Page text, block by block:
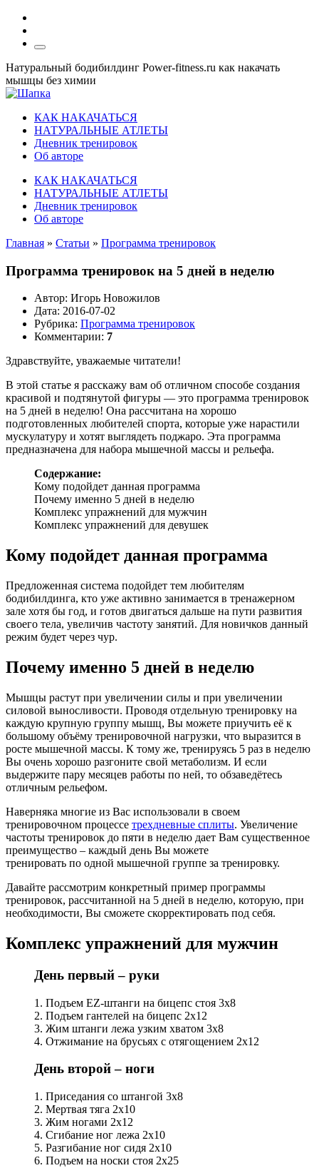
Натуральный бодибилдинг Power-fitness.ru как накачать
мышцы без химии
КАК НАКАЧАТЬСЯ
НАТУРАЛЬНЫЕ АТЛЕТЫ
Дневник тренировок
Об авторе
КАК НАКАЧАТЬСЯ
НАТУРАЛЬНЫЕ АТЛЕТЫ
Дневник тренировок
Об авторе
Главная » Статьи » Программа тренировок
Программа тренировок на 5 дней в неделю
Автор: Игорь Новожилов
Дата: 2016-07-02
Рубрика: Программа тренировок
Комментарии: 7
Здравствуйте, уважаемые читатели!
В этой статье я расскажу вам об отличном способе создания
красивой и подтянутой фигуры — это программа тренировок
на 5 дней в неделю! Она рассчитана на хорошо
подготовленных любителей спорта, которые уже нарастили
мускулатуру и хотят выглядеть поджаро. Эта программа
предназначена для набора мышечной массы и рельефа.
Содержание:
Кому подойдет данная программа
Почему именно 5 дней в неделю
Комплекс упражнений для мужчин
Комплекс упражнений для девушек
Кому подойдет данная программа
Предложенная система подойдет тем любителям
бодибилдинга, кто уже активно занимается в тренажерном
зале хотя бы год, и готов двигаться дальше на пути развития
своего тела, увеличив частоту занятий. Для новичков данный
режим будет через чур.
Почему именно 5 дней в неделю
Мышцы растут при увеличении силы и при увеличении
силовой выносливости. Проводя отдельную тренировку на
каждую крупную группу мышц, Вы можете приучить её к
большому объёму тренировочной нагрузки, что выразится в
росте мышечной массы. К тому же, тренируясь 5 раз в неделю
Вы очень хорошо разгоните свой метаболизм. И если
выдержите пару месяцев работы по ней, то обзаведётесь
отличным рельефом.
Наверняка многие из Вас использовали в своем
тренировочном процессе трехдневные сплиты. Увеличение
частоты тренировок до пяти в неделю дает Вам существенное
преимущество – каждый день Вы можете
тренировать по одной мышечной группе за тренировку.
Давайте рассмотрим конкретный пример программы
тренировок, рассчитанной на 5 дней в неделю, которую, при
необходимости, Вы сможете скорректировать под себя.
Комплекс упражнений для мужчин
День первый – руки
1. Подъем EZ-штанги на бицепс стоя 3х8
2. Подъем гантелей на бицепс 2х12
3. Жим штанги лежа узким хватом 3х8
4. Отжимание на брусьях с отягощением 2х12
День второй – ноги
1. Приседания со штангой 3х8
2. Мертвая тяга 2х10
3. Жим ногами 2х12
4. Сгибание ног лежа 2х10
5. Разгибание ног сидя 2х10
6. Подъем на носки стоя 2х25